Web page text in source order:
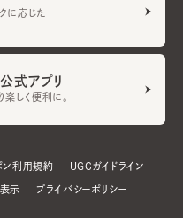
に応じた
式アプリ
しく便利に。
ン利用規約 UGCガイドライン
示 プライバシーポリシー